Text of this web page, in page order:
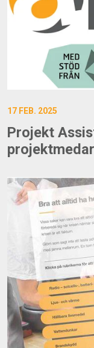
17 FEB. 2025
Projekt